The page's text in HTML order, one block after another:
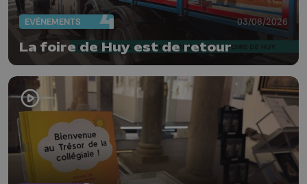
EVÈNEMENTS 03/08/2026
La foire de Huy est de retour